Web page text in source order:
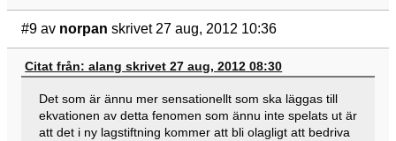
#9 av norpan skrivet 27 aug, 2012 10:36
Citat från: alang skrivet 27 aug, 2012 08:30
Det som är ännu mer sensationellt som ska läggas till
ekvationen av detta fenomen som ännu inte spelats ut är
att det i ny lagstiftning kommer att bli olagligt att bedriva